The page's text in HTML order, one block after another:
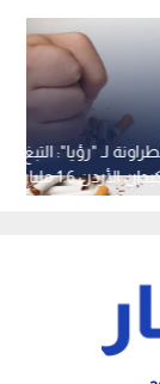
لـ "رؤيا": التبغ
سنويا